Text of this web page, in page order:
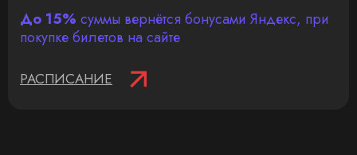
До 15% суммы вернётся бонусами Яндекс, при
покупке билетов на сайте
РАСПИСАНИЕ